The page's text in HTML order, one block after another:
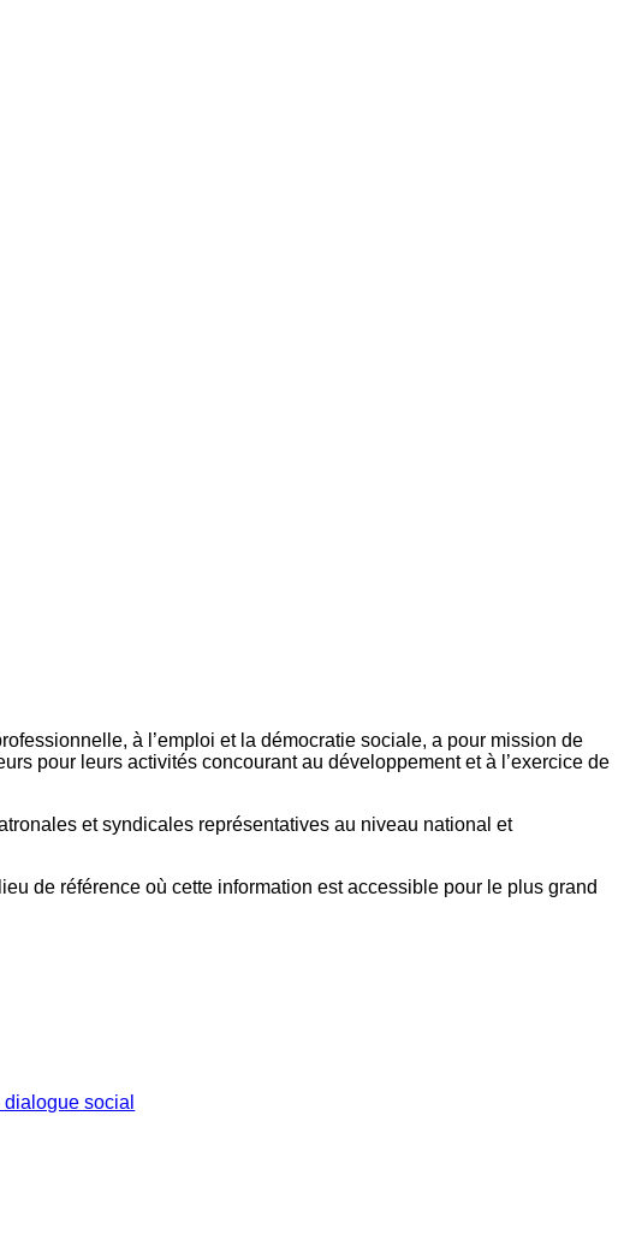
à l’emploi et la démocratie sociale, a pour mission de
pour leurs activités concourant au développement et à l’exercice de
et syndicales représentatives au niveau national et
de référence où cette information est accessible pour le plus grand
social